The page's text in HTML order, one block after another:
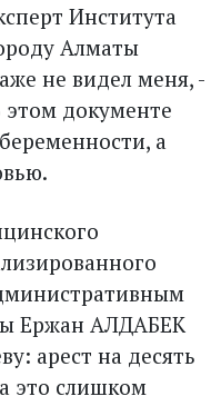
Института
Алматы
не видел меня, -
документе
а
Ержан АЛДАБЕК
арест на десять
это слишком